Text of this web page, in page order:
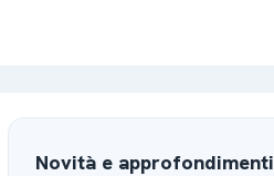
Novità e approfondimenti